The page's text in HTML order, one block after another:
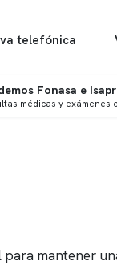
telefónica
Fonasa e
médicas y exámenes
mantener